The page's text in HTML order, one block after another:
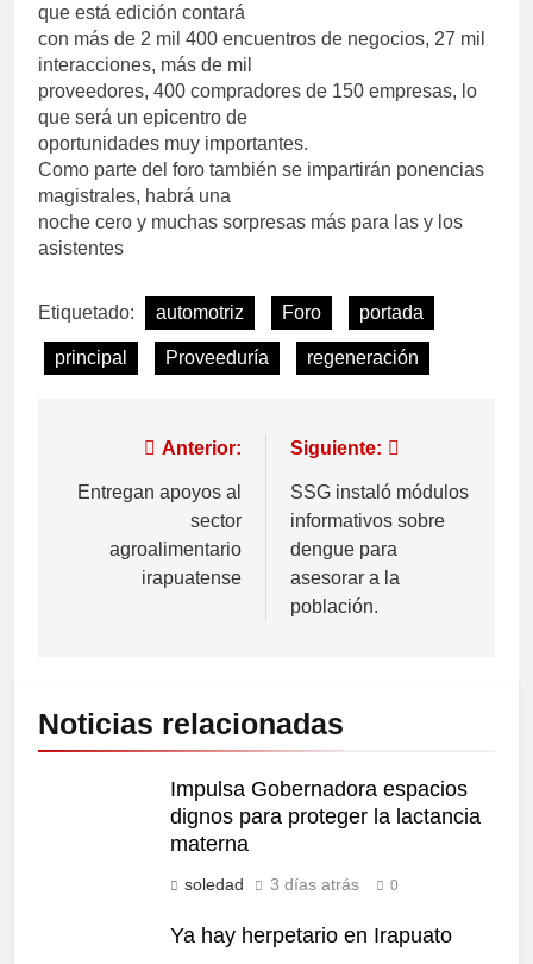
que está edición contará
con más de 2 mil 400 encuentros de negocios, 27 mil
interacciones, más de mil
proveedores, 400 compradores de 150 empresas, lo
que será un epicentro de
oportunidades muy importantes.
Como parte del foro también se impartirán ponencias
magistrales, habrá una
noche cero y muchas sorpresas más para las y los
asistentes
Etiquetado: automotriz Foro portada
principal Proveeduría regeneración
Anterior:
Entregan apoyos al
sector
agroalimentario
irapuatense
Siguiente:
SSG instaló módulos
informativos sobre
dengue para
asesorar a la
población.
Noticias relacionadas
Impulsa Gobernadora espacios
dignos para proteger la lactancia
materna
soledad 3 días atrás 0
Ya hay herpetario en Irapuato